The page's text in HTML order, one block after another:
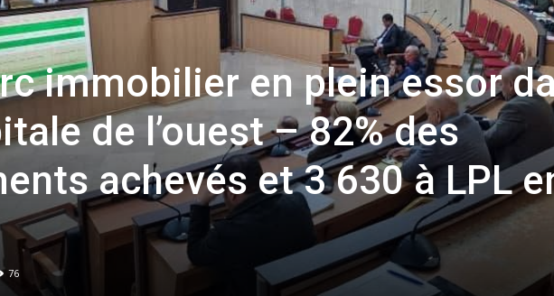
immobilier en plein essor
de l’ouest – 82% des
achevés et 3 630 à LPL
76